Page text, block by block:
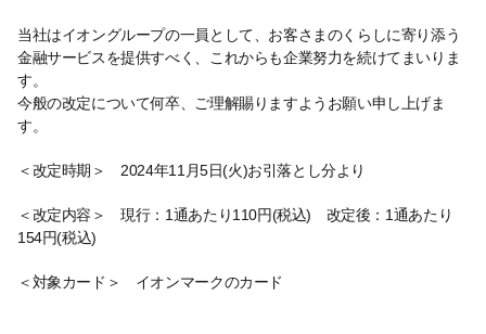
当社はイオングループの一員として、お客さまのくらしに寄り添う
金融サービスを提供すべく、これからも企業努力を続けてまいりま
す。
今般の改定について何卒、ご理解賜りますようお願い申し上げま
す。
＜改定時期＞ 2024年11月5日(火)お引落とし分より
＜改定内容＞ 現行：1通あたり110円(税込) 改定後：1通あたり
154円(税込)
＜対象カード＞ イオンマークのカード